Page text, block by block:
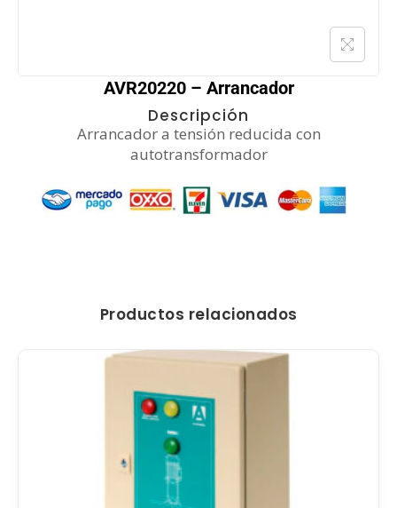
AVR20220 – Arrancador
Descripción
Arrancador a tensión reducida con
autotransformador
Productos relacionados